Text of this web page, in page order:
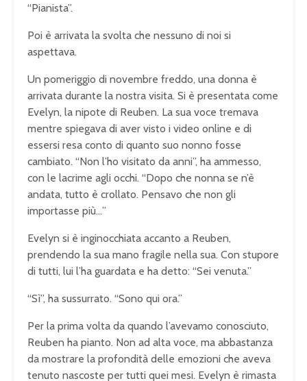
“Pianista”.
Poi è arrivata la svolta che nessuno di noi si
aspettava.
Un pomeriggio di novembre freddo, una donna è
arrivata durante la nostra visita. Si è presentata come
Evelyn, la nipote di Reuben. La sua voce tremava
mentre spiegava di aver visto i video online e di
essersi resa conto di quanto suo nonno fosse
cambiato. “Non l’ho visitato da anni”, ha ammesso,
con le lacrime agli occhi. “Dopo che nonna se n’è
andata, tutto è crollato. Pensavo che non gli
importasse più…”
Evelyn si è inginocchiata accanto a Reuben,
prendendo la sua mano fragile nella sua. Con stupore
di tutti, lui l’ha guardata e ha detto: “Sei venuta.”
“Sì”, ha sussurrato. “Sono qui ora.”
Per la prima volta da quando l’avevamo conosciuto,
Reuben ha pianto. Non ad alta voce, ma abbastanza
da mostrare la profondità delle emozioni che aveva
tenuto nascoste per tutti quei mesi. Evelyn è rimasta